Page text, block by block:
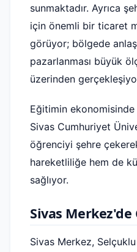
sunmaktadır. Ayrıca
için önemli bir ticaret
görüyor; bölgede
pazarlanması büyük
üzerinden
Eğitimin
Sivas Cumhuriyet
öğrenciyi şehre
hareketliliğe hem de
sağlıyor.
Sivas
Sivas Merkez,